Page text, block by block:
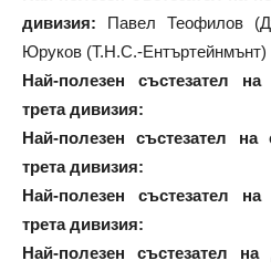
дивизия: Павел Теофилов
Юруков (Т.Н.С.-Ентъртейнмънт)
Най-полезен състезател
трета дивизия:
Най-полезен състезател
трета дивизия:
Най-полезен състезател
трета дивизия:
Най-полезен състезател